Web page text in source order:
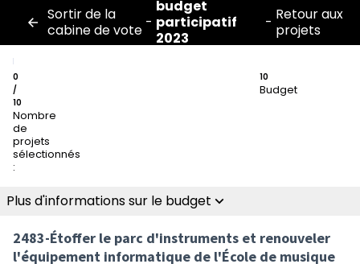
Sortir de la
cabine de vote -
budget
participatif
2023
- Retour aux
projets
0
/
10
Nombre
de
projets
sélectionnés
:
10
Budget
Plus d'informations sur le budget
2483-Étoffer le parc d'instruments et renouveler
l'équipement informatique de l'École de musique